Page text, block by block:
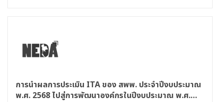
การนำผลการประเมิน ITA ของ สพพ. ประจำปีงบประมาณ
พ.ศ. 2568 ไปสู่การพัฒนาองค์กรในปีงบประมาณ พ.ศ.